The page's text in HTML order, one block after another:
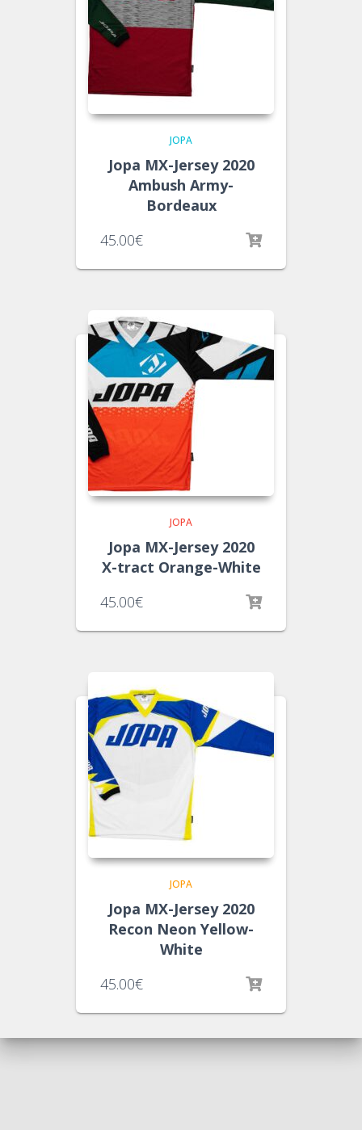
JOPA
Jopa MX-Jersey 2020
Ambush Army-
Bordeaux
45.00€
JOPA
Jopa MX-Jersey 2020
X-tract Orange-White
45.00€
JOPA
Jopa MX-Jersey 2020
Recon Neon Yellow-
White
45.00€